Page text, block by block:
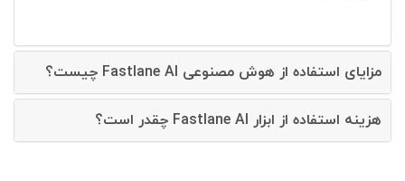
مزایای استفاده از هوش مصنوعی Fastlane AI چیست؟
هزینه استفاده از ابزار Fastlane AI چقدر است؟